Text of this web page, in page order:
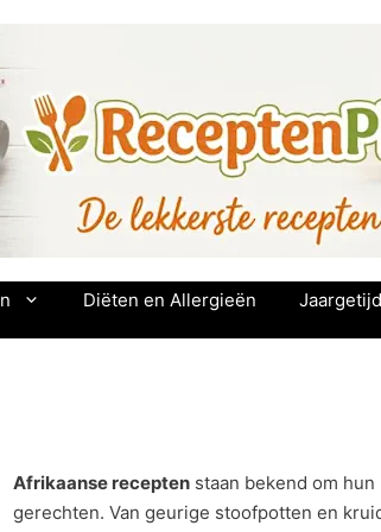
Diëten en Allergieën
Afrikaanse recepten staan bekend om
gerechten. Van geurige stoofpotten en